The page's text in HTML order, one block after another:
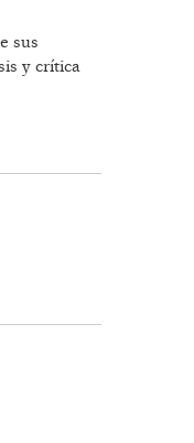
sus
y crítica